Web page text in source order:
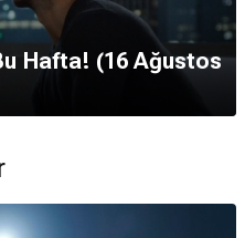
Hafta! (16 Ağustos